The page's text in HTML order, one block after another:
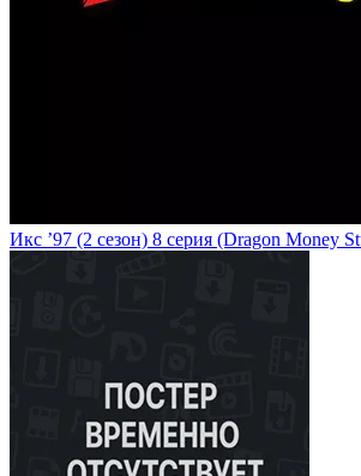
Икс ’97 (2 сезон) 8 серия (Dragon Money